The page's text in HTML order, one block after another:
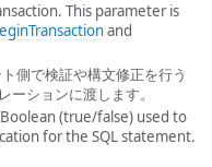
This parameter is
and
側で検証や構文修正を行う
ーションに渡します。
Boolean (true/false) used to
for the SQL statement.